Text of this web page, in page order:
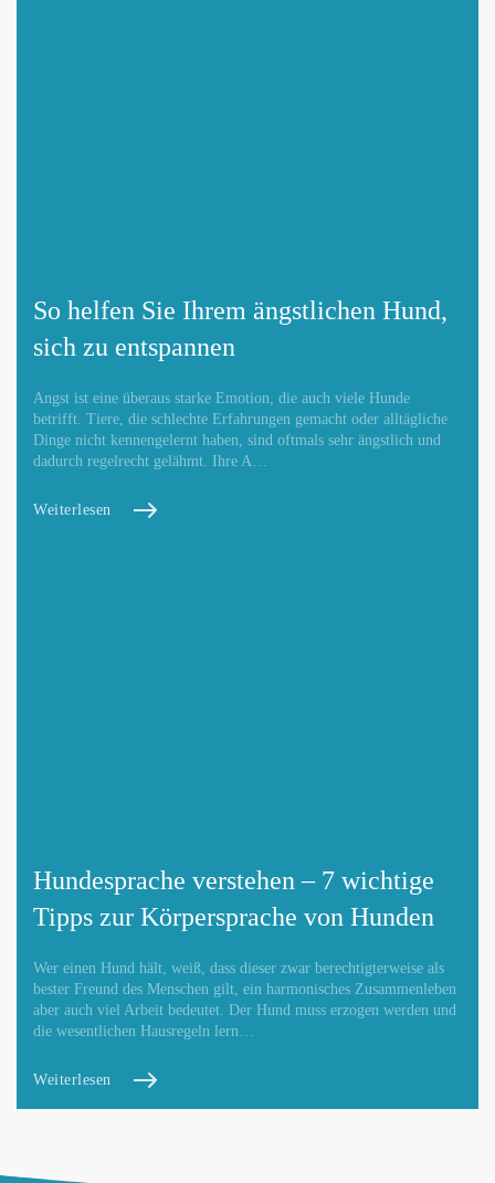
So helfen Sie Ihrem ängstlichen Hund,
sich zu entspannen
Angst ist eine überaus starke Emotion, die auch viele Hunde
betrifft. Tiere, die schlechte Erfahrungen gemacht oder alltägliche
Dinge nicht kennengelernt haben, sind oftmals sehr ängstlich und
dadurch regelrecht gelähmt. Ihre A…
Weiterlesen
Hundesprache verstehen – 7 wichtige
Tipps zur Körpersprache von Hunden
Wer einen Hund hält, weiß, dass dieser zwar berechtigterweise als
bester Freund des Menschen gilt, ein harmonisches Zusammenleben
aber auch viel Arbeit bedeutet. Der Hund muss erzogen werden und
die wesentlichen Hausregeln lern…
Weiterlesen